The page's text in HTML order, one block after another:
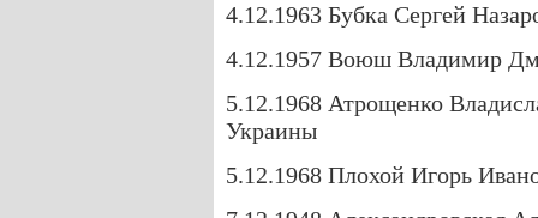
4.12.1963 Бубка Сергей
4.12.1957 Воюш Владимир
5.12.1968 Атрощенко
Украины
5.12.1968 Плохой Игорь